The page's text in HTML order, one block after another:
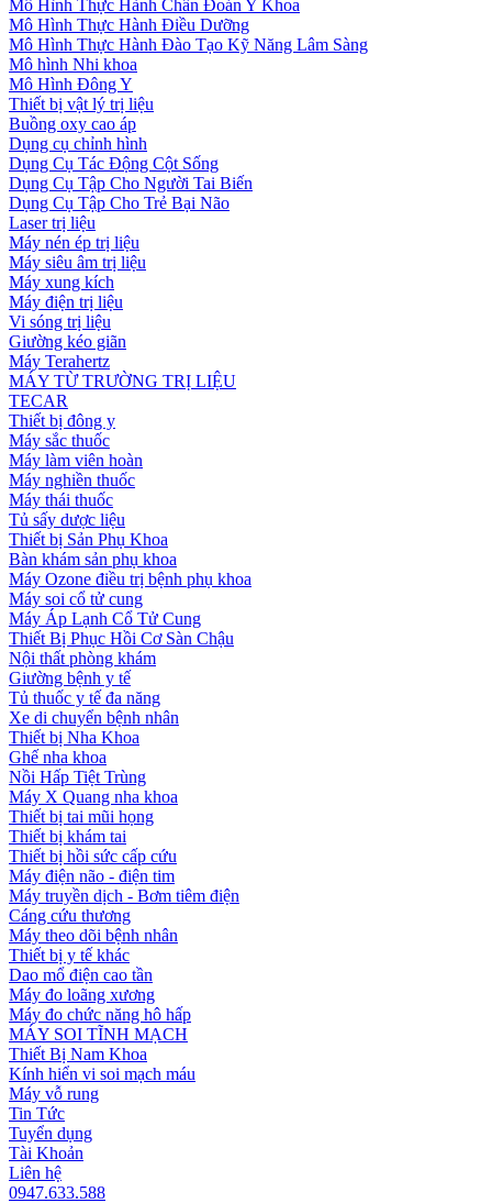
Mô Hình Thực Hành Chẩn Đoán Y Khoa
Mô Hình Thực Hành Điều Dưỡng
Mô Hình Thực Hành Đào Tạo Kỹ Năng Lâm Sàng
Mô hình Nhi khoa
Mô Hình Đông Y
Thiết bị vật lý trị liệu
Buồng oxy cao áp
Dụng cụ chỉnh hình
Dụng Cụ Tác Động Cột Sống
Dụng Cụ Tập Cho Người Tai Biến
Dụng Cụ Tập Cho Trẻ Bại Não
Laser trị liệu
Máy nén ép trị liệu
Máy siêu âm trị liệu
Máy xung kích
Máy điện trị liệu
Vi sóng trị liệu
Giường kéo giãn
Máy Terahertz
MÁY TỪ TRƯỜNG TRỊ LIỆU
TECAR
Thiết bị đông y
Máy sắc thuốc
Máy làm viên hoàn
Máy nghiền thuốc
Máy thái thuốc
Tủ sấy dược liệu
Thiết bị Sản Phụ Khoa
Bàn khám sản phụ khoa
Máy Ozone điều trị bệnh phụ khoa
Máy soi cổ tử cung
Máy Áp Lạnh Cổ Tử Cung
Thiết Bị Phục Hồi Cơ Sàn Chậu
Nội thất phòng khám
Giường bệnh y tế
Tủ thuốc y tế đa năng
Xe di chuyển bệnh nhân
Thiết bị Nha Khoa
Ghế nha khoa
Nồi Hấp Tiệt Trùng
Máy X Quang nha khoa
Thiết bị tai mũi họng
Thiết bị khám tai
Thiết bị hồi sức cấp cứu
Máy điện não - điện tim
Máy truyền dịch - Bơm tiêm điện
Cáng cứu thương
Máy theo dõi bệnh nhân
Thiết bị y tế khác
Dao mổ điện cao tần
Máy đo loãng xương
Máy đo chức năng hô hấp
MÁY SOI TĨNH MẠCH
Thiết Bị Nam Khoa
Kính hiển vi soi mạch máu
Máy vỗ rung
Tin Tức
Tuyển dụng
Tài Khoản
Liên hệ
0947.633.588